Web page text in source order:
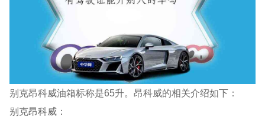
别克昂科威油箱标称是65升。昂科威的相关介绍如下：
别克昂科威：